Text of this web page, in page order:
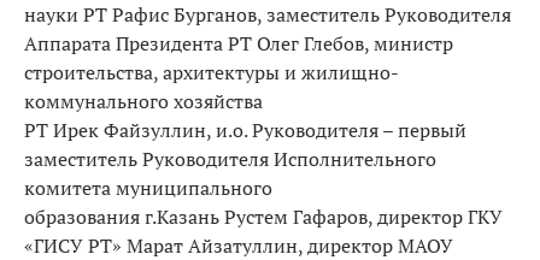
науки РТ Рафис Бурганов, заместитель Руководителя
Аппарата Президента РТ Олег Глебов, министр
строительства, архитектуры и жилищно-
коммунального хозяйства
РТ Ирек Файзуллин, и.о. Руководителя – первый
заместитель Руководителя Исполнительного
комитета муниципального
образования г.Казань Рустем Гафаров, директор ГКУ
«ГИСУ РТ» Марат Айзатуллин, директор МАОУ